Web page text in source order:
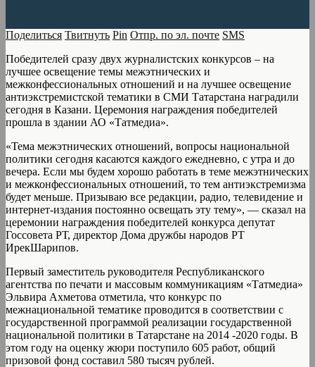
Поделиться Твитнуть Pin Отпр. по эл. почте SMS
Победителей сразу двух журналистских конкурсов – на
лучшее освещение темы межэтнических и
межконфессиональных отношений и на лучшее освещение
антиэкстремистской тематики в СМИ Татарстана наградили
сегодня в Казани. Церемония награждения победителей
прошла в здании АО «Татмедиа».
«Тема межэтнических отношений, вопросы национальной
политики сегодня касаются каждого ежедневно, с утра и до
вечера. Если мы будем хорошо работать в теме межэтнических
и межконфессиональных отношений, то тем антиэкстремизма
будет меньше. Призываю все редакции, радио, телевидение и
интернет-издания постоянно освещать эту тему», — сказал на
церемонии награждения победителей конкурса депутат
Госсовета РТ, директор Дома дружбы народов РТ
ИрекШарипов.
Первый заместитель руководителя Республиканского
агентства по печати и массовым коммуникациям «Татмедиа»
Эльвира Ахметова отметила, что конкурс по
межнациональной тематике проводится в соответствии с
государственной программой реализации государственной
национальной политики в Татарстане на 2014 -2020 годы. В
этом году на оценку жюри поступило 605 работ, общий
призовой фонд составил 580 тысяч рублей.